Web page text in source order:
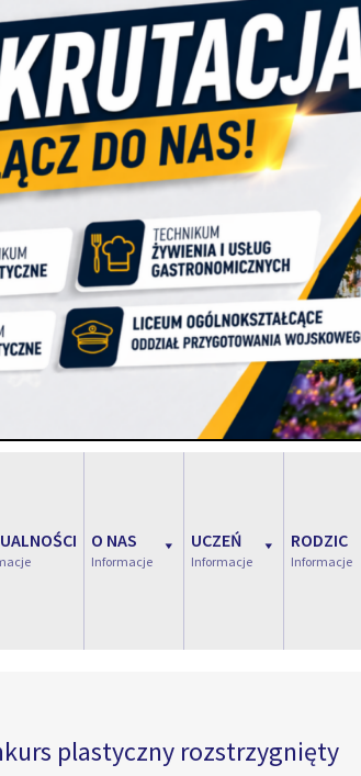
O NAS
Informacje
UCZEŃ
Informacje
RODZIC
Informacje
plastyczny rozstrzygnięty